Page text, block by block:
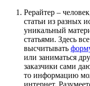
Рерайтер –
статьи из разных
уникальный
статьями. Здесь
высчитывать
или заниматься
заказчики сами
то информацию
интернет.